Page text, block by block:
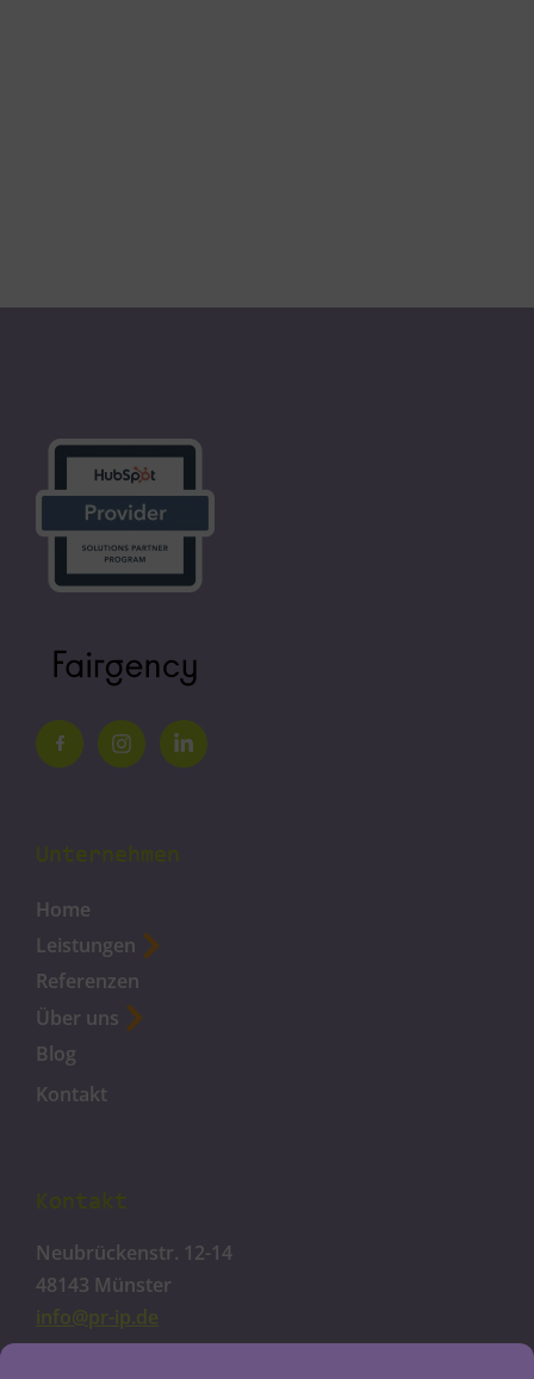
Unternehmen
Home
Leistungen
Referenzen
Über uns
Blog
Kontakt
Kontakt
Neubrückenstr. 12-14
48143 Münster
info@pr-ip.de